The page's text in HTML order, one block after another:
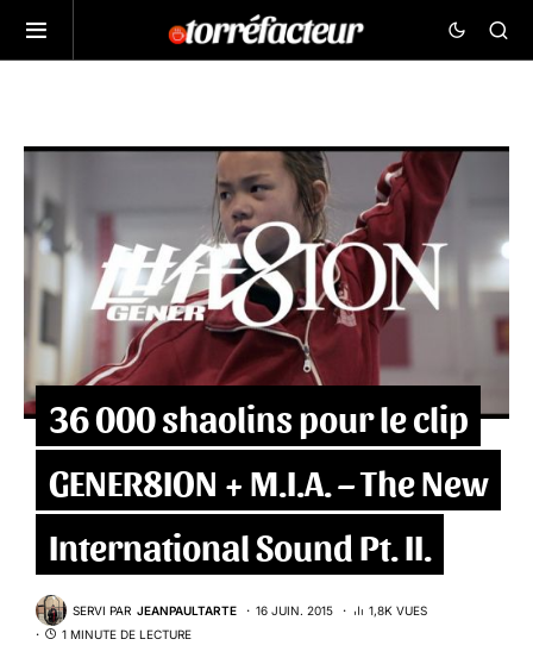
36 000 shaolins pour le clip
GENER8ION + M.I.A. – The New
International Sound Pt. II.
SERVI PAR JEANPAULTARTE 16 JUIN. 2015
1,8K VUES
1 MINUTE DE LECTURE